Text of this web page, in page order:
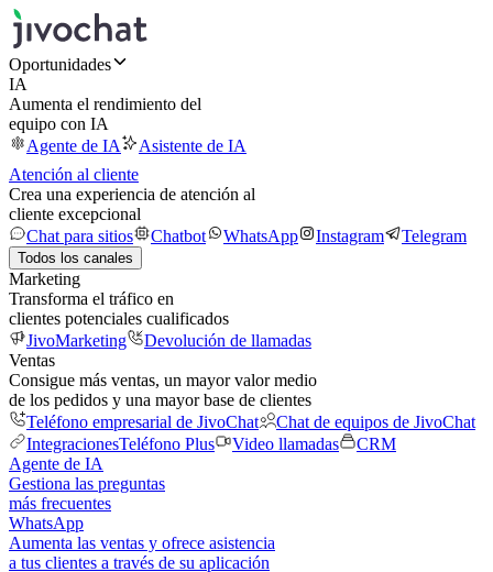
Oportunidades
IA
Aumenta el rendimiento del
equipo con IA
Agente de IA
Asistente de IA
Atención al cliente
Crea una experiencia de atención al
cliente excepcional
Chat para sitios
Chatbot WhatsApp Instagram Telegram
Todos los canales
Marketing
Transforma el tráfico en
clientes potenciales cualificados
JivoMarketing
Devolución de llamadas
Ventas
Consigue más ventas, un mayor valor medio
de los pedidos y una mayor base de clientes
Teléfono empresarial de JivoChat
Chat de equipos de JivoChat
IntegracionesTeléfono Plus Video llamadas
CRM
Agente de IA
Gestiona las preguntas
más frecuentes
WhatsApp
Aumenta las ventas y ofrece asistencia
a tus clientes a través de su aplicación